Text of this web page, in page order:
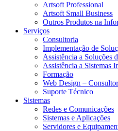
Artsoft Professional
Artsoft Small Business
Outros Produtos na
Serviços
Consultoria
Implementação de
Assistência a Soluções
Assistência a Sistemas
Formação
Web Design –
Suporte Técnico
Sistemas
Redes e Comunicações
Sistemas e Aplicações
Servidores e